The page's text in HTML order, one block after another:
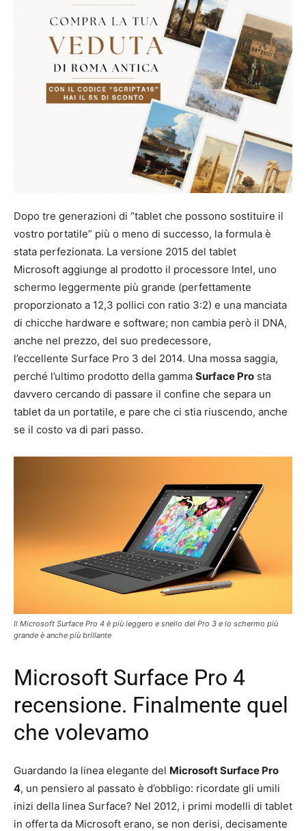
Dopo tre generazioni di “tablet che possono sostituire il
vostro portatile” più o meno di successo, la formula è
stata perfezionata. La versione 2015 del tablet
Microsoft aggiunge al prodotto il processore Intel, uno
schermo leggermente più grande (perfettamente
proporzionato a 12,3 pollici con ratio 3:2) e una manciata
di chicche hardware e software; non cambia però il DNA,
anche nel prezzo, del suo predecessore,
l’eccellente Surface Pro 3 del 2014. Una mossa saggia,
perché l’ultimo prodotto della gamma Surface Pro sta
davvero cercando di passare il confine che separa un
tablet da un portatile, e pare che ci stia riuscendo, anche
se il costo va di pari passo.
Il Microsoft Surface Pro 4 è più leggero e snello del Pro 3 e lo schermo più
grande è anche più brillante
Microsoft Surface Pro 4
recensione. Finalmente quel
che volevamo
Guardando la linea elegante del Microsoft Surface Pro
4, un pensiero al passato è d’obbligo: ricordate gli umili
inizi della linea Surface? Nel 2012, i primi modelli di tablet
in offerta da Microsoft erano, se non derisi, decisamente